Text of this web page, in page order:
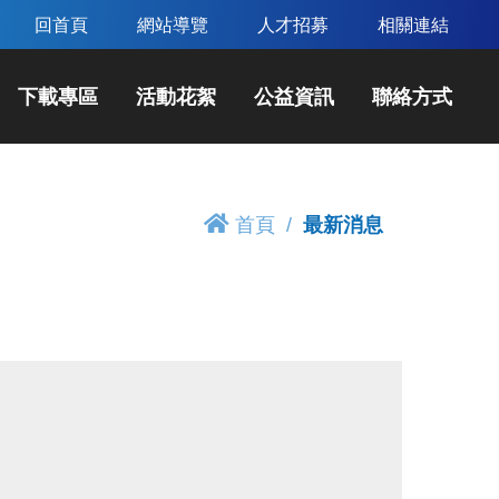
回首頁 網站導覽 人才招募 相關連結
下載專區 活動花絮 公益資訊 聯絡方式
首頁 最新消息